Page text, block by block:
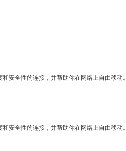
安全性的连接，并帮助你在网络上自由移动。
安全性的连接，并帮助你在网络上自由移动。